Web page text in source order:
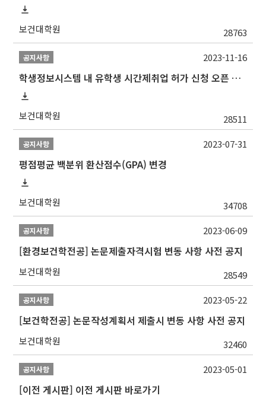
보건대학원 28763
공지사항
학생정보시스템 내 유학생 시간제취업 허가 신청 오픈 안내
보건대학원 28511
2023-11-16
공지사항
평점평균 백분위 환산점수(GPA) 변경
보건대학원 34708
2023-07-31
공지사항
[환경보건학전공] 논문제출자격시험 변동 사항 사전 공지
보건대학원 28549
2023-06-09
공지사항
[보건학전공] 논문작성계획서 제출시 변동 사항 사전 공지
보건대학원 32460
2023-05-22
공지사항
[이전 게시판] 이전 게시판 바로가기
2023-05-01